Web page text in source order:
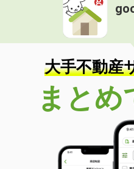
大手不動産
まとめ